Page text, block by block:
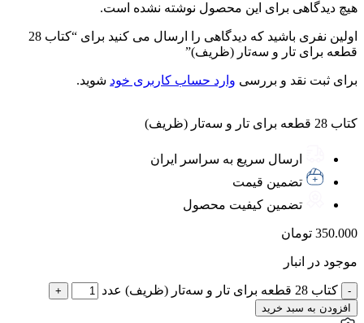
هیچ دیدگاهی برای این محصول نوشته نشده است.
اولین نفری باشید که دیدگاهی را ارسال می کنید برای “کتاب 28
قطعه برای تار و سه‌تار (ظریف)”
برای ثبت نقد و بررسی وارد حساب کاربری خود شوید.
کتاب 28 قطعه برای تار و سه‌تار (ظریف)
ارسال سریع به سراسر ایران
تضمین قیمت
تضمین کیفیت محصول
350.000 تومان
موجود در انبار
کتاب 28 قطعه برای تار و سه‌تار (ظریف) عدد
افزودن به سبد خرید